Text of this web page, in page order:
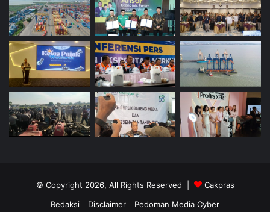
© Copyright 2026, All Rights Reserved |
Cakpras
Redaksi
Disclaimer Pedoman Media Cyber